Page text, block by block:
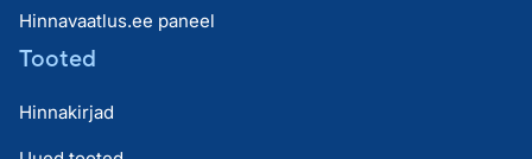
Hinnavaatlus.ee paneel
Tooted
Hinnakirjad